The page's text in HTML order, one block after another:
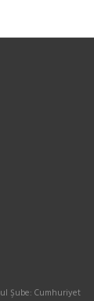
Şube: Cumhuriyet